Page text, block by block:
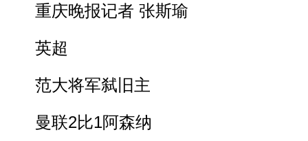
重庆晚报记者 张斯瑜
英超
范大将军弑旧主
曼联2比1阿森纳